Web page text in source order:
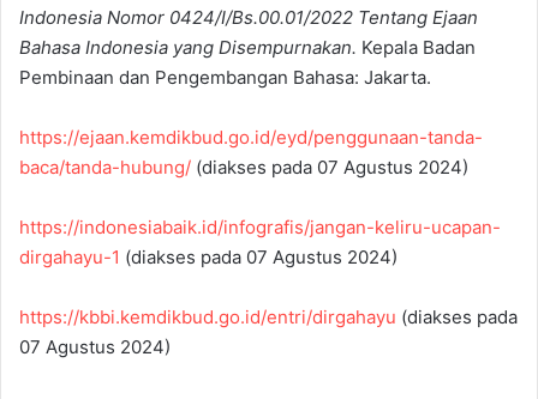
Indonesia Nomor 0424/I/Bs.00.01/2022 Tentang Ejaan
Bahasa Indonesia yang Disempurnakan. Kepala Badan
Pembinaan dan Pengembangan Bahasa: Jakarta.
https://ejaan.kemdikbud.go.id/eyd/penggunaan-tanda-
baca/tanda-hubung/ (diakses pada 07 Agustus 2024)
https://indonesiabaik.id/infografis/jangan-keliru-ucapan-
dirgahayu-1 (diakses pada 07 Agustus 2024)
https://kbbi.kemdikbud.go.id/entri/dirgahayu (diakses pada
07 Agustus 2024)